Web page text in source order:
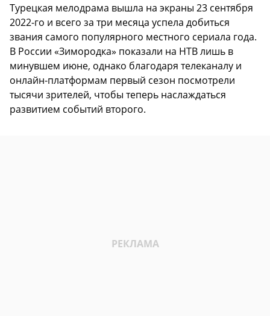
Турецкая мелодрама вышла на экраны 23 сентября
2022-го и всего за три месяца успела добиться
звания самого популярного местного сериала года.
В России «Зимородка» показали на НТВ лишь в
минувшем июне, однако благодаря телеканалу и
онлайн-платформам первый сезон посмотрели
тысячи зрителей, чтобы теперь наслаждаться
развитием событий второго.